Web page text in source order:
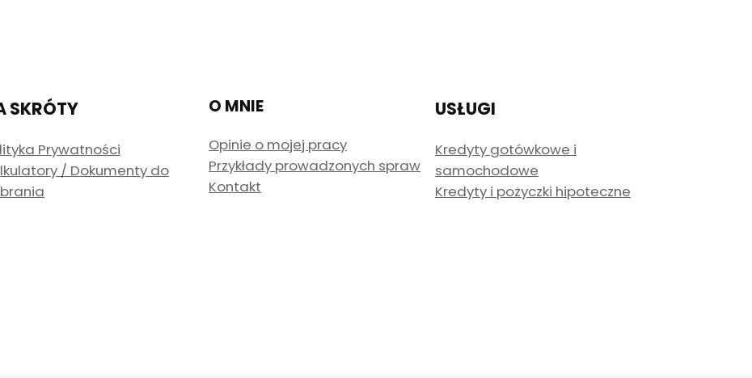
SKRÓTY
Prywatności
/ Dokumenty do
O MNIE
Opinie o mojej pracy
Przykłady prowadzonych spraw
Kontakt
USŁUGI
Kredyty gotówkowe i
samochodowe
Kredyty i pożyczki hipoteczne